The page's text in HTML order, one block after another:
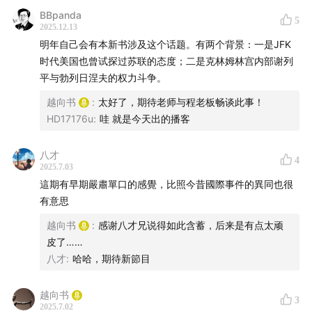
August 1969, enclosing report, "Sino-Soviet
Hostilities and Implications for U.S. Policy"，Source:
National Archives, Nixon Presidential Materials
Project, box 839, China。多勃雷宁与基辛格会谈纪要：
越南问题与中美苏三角关系（1969年10月9日），
АВПРФ，Ф.0129，оп.53，п.399，д.6，л.175-180。
见：基辛格致尼克松总统备忘录，1969年10月11日，
Memorandum from Henry Kissinger to President
Nixon, "The US Role in Soviet Maneuvering Against
Archives, Nixon Presidential Materials Project,
National Security Council Files, box 337,
1969。
BBpanda
2025.12.13
5
明年自己会有本新书涉及这个话题。有两个背景：一是JFK
时代美国也曾试探过苏联的态度；二是克林姆林宫内部谢列
平与勃列日涅夫的权力斗争。
越向书 : 太好了，期待老师与程老板畅谈此事！
HD17176u: 哇 就是今天出的播客
八才
2025.7.03
4
這期有早期嚴肅單口的感覺，比照今昔國際事件的異同也很
有意思
越向书 : 感谢八才兄说得如此含蓄，后来是有点太顽
皮了……
八才: 哈哈，期待新節目
越向书
2025.7.02
3